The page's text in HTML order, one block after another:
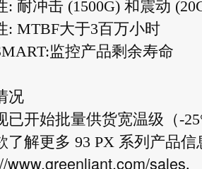
: 耐冲击 (1500G) 和震动
: MTBF大于3百万小时
监控产品剩余寿命
况
已开始批量供货宽温级（-
了解更多 93 PX 系列产品
www.greenliant.com/sales.